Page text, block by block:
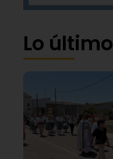
Lo último